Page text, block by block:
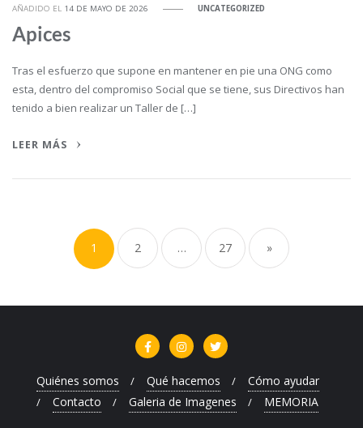
AÑADIDO EL 14 DE MAYO DE 2026 UNCATEGORIZED
Apices
Tras el esfuerzo que supone en mantener en pie una ONG como
esta, dentro del compromiso Social que se tiene, sus Directivos han
tenido a bien realizar un Taller de […]
LEER MÁS
de
entradas
1 2 … 27 »
Quiénes somos Qué hacemos
Cómo ayudar
Contacto
Galeria de Imagenes MEMORIA